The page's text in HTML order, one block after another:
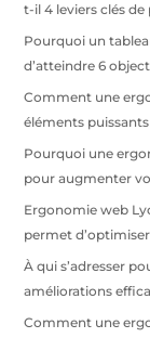
t-il 4 leviers clés
Pourquoi un
d’atteindre 6
Comment une
éléments
Pourquoi une
pour augmenter
Ergonomie web
permet
À qui s’adresser
améliorations
Comment une